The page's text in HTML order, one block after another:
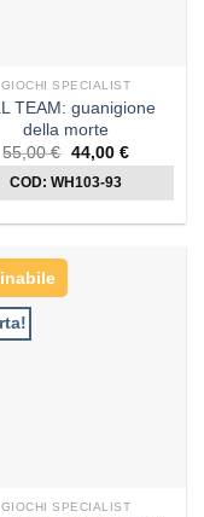
GIOCHI SPECIALIST
TEAM: guanigione
della morte
55,00€ Il
prezzo
originale
era:
44,00 €Il
prezzo
è:
COD: WH103-93
GIOCHI SPECIALIST